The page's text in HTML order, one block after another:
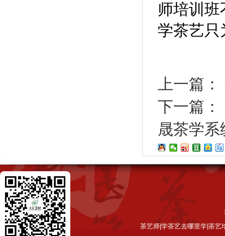
师培训
学茶艺只
上一篇：
下一篇：
晟茶学
茶艺师|学茶艺去哪里学|茶艺